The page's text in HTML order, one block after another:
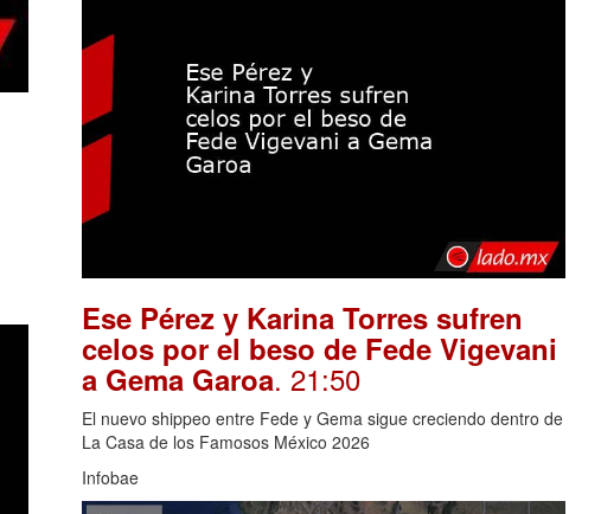
Ese Pérez y Karina Torres sufren
celos por el beso de Fede Vigevani
a Gema Garoa. 21:50
El nuevo shippeo entre Fede y Gema sigue creciendo dentro de
La Casa de los Famosos México 2026
Infobae